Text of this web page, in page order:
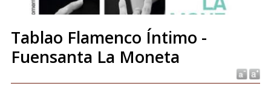
Tablao Flamenco Íntimo -
Fuensanta La Moneta